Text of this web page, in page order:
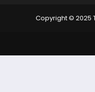
Copyright © 2025